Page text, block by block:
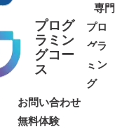
専門
プログ
ラミン
グコー
ス
プロ
グラ
ミン
グ
➜➜
お問い合わせ
無料体験